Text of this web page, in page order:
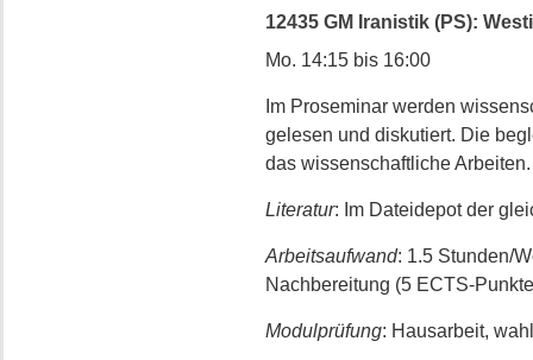
12435 GM Iranistik (PS):
Mo. 14:15 bis 16:00
Im Proseminar werden
gelesen und diskutiert. Die
das wissenschaftliche Arbeiten.
Literatur: Im Dateidepot der
Arbeitsaufwand: 1.5 Stunden/
Nachbereitung (5 ECTS-
Modulprüfung: Hausarbeit,